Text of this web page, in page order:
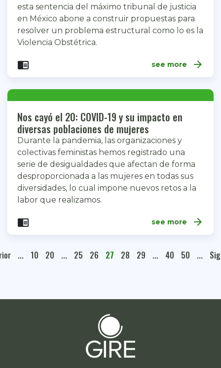
esta sentencia del máximo tribunal de justicia
en México abone a construir propuestas para
resolver un problema estructural como lo es la
Violencia Obstétrica.
chrome_reader_mode see more arrow_forward
Nos cayó el 20: COVID-19 y su impacto en
diversas poblaciones de mujeres
Durante la pandemia, las organizaciones y
colectivas feministas hemos registrado una
serie de desigualdades que afectan de forma
desproporcionada a las mujeres en todas sus
diversidades, lo cual impone nuevos retos a la
labor que realizamos.
chrome_reader_mode see more arrow_forward
... 10 20 ... 25 26 27 28 29 ... 40 50 ...